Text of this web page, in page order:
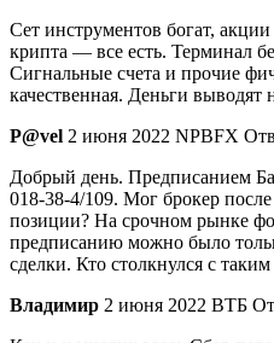
Сет инструментов богат,
крипта — все есть. Терминал
Сигнальные счета и прочие
качественная. Деньги выводят
P@vel 2 июня 2022 NPBFX
Добрый день. Предписанием
018-38-4/109. Мог брокер
позиции? На срочном рынке
предписанию можно было
сделки. Кто столкнулся с
Владимир 2 июня 2022 ВТБ